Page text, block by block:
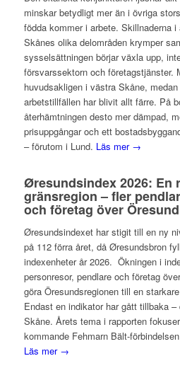
minskar betydligt mer än i övriga
födda kommer i arbete. Skillnaderna
Skånes olika delområden krymper
sysselsättningen börjar växla upp,
försvarssektorn och företagstjänster.
huvudsakligen i västra Skåne,
arbetstillfällen har blivit allt färre. På
återhämtningen desto mer dämpad,
prisuppgångar och ett
– förutom i Lund. Läs mer →
Øresundsindex 2026: En
gränsregion – fler
och företag över Öresund
Øresundsindexet har stigit till en ny
på 112 förra året, då Øresundsbron
indexenheter år 2026. Ökningen i
personresor, pendlare och företag
göra Öresundsregionen till en
Endast en indikator har gått tillbaka
Skåne. Årets tema i rapporten
kommande Fehmarn Bält-
Läs mer →